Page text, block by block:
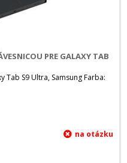
PRE GALAXY TAB
Tab S9 Ultra, Samsung Farba: